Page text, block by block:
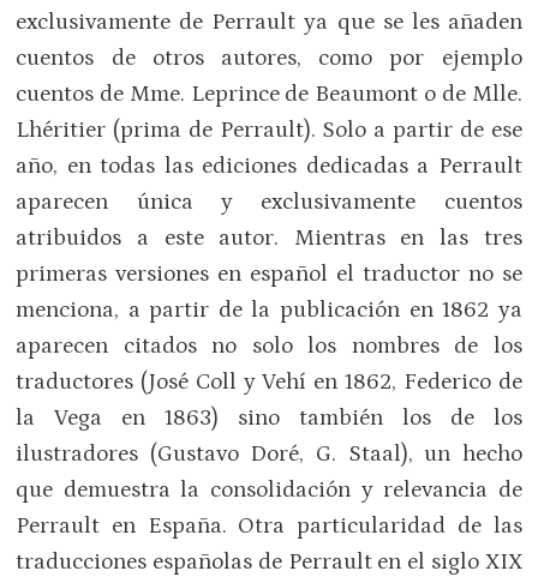
exclusivamente de Perrault ya que se les añaden
cuentos de otros autores, como por ejemplo
cuentos de Mme. Leprince de Beaumont o de Mlle.
Lhéritier (prima de Perrault). Solo a partir de ese
año, en todas las ediciones dedicadas a Perrault
aparecen única y exclusivamente cuentos
atribuidos a este autor. Mientras en las tres
primeras versiones en español el traductor no se
menciona, a partir de la publicación en 1862 ya
aparecen citados no solo los nombres de los
traductores (José Coll y Vehí en 1862, Federico de
la Vega en 1863) sino también los de los
ilustradores (Gustavo Doré, G. Staal), un hecho
que demuestra la consolidación y relevancia de
Perrault en España. Otra particularidad de las
traducciones españolas de Perrault en el siglo XIX